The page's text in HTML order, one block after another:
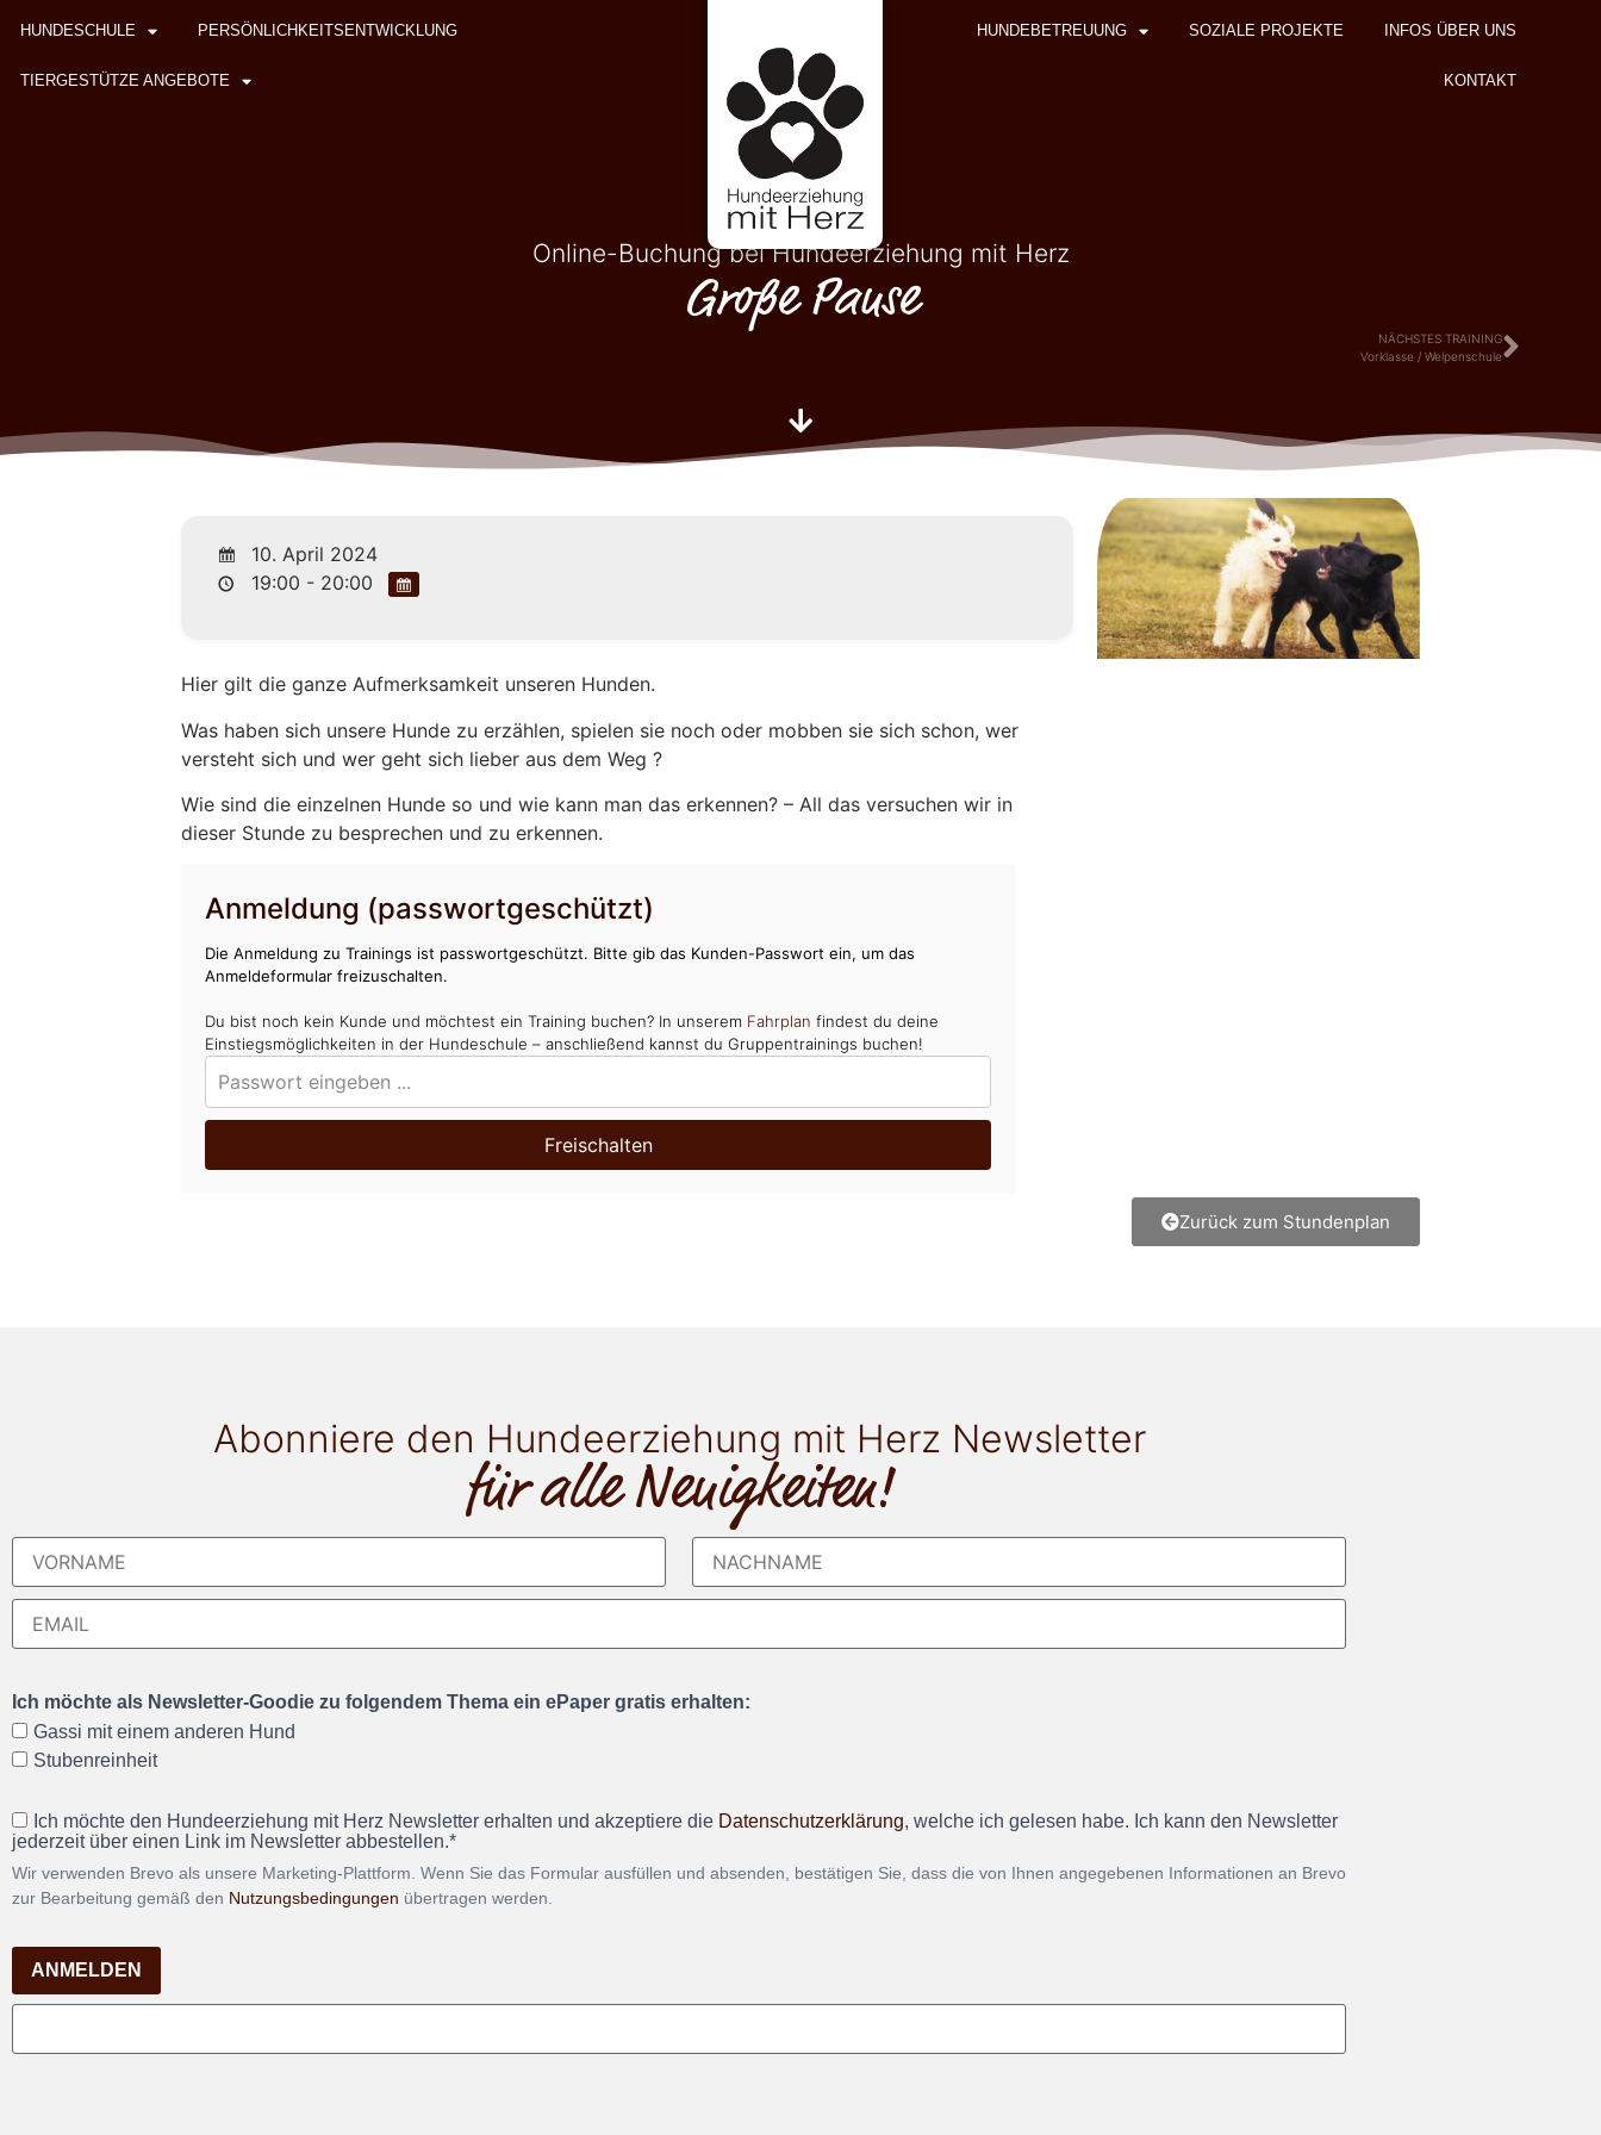
HUNDESCHULE PERSÖNLICHKEITSENTWICKLUNG
TIERGESTÜTZE ANGEBOTE
HUNDEBETREUUNG SOZIALE PROJEKTE INFOS ÜBER UNS
KONTAKT
Online-Buchung bei Hundeerziehung mit Herz
Große Pause
NÄCHSTES TRAINING
Vorklasse / Welpenschule
10. April 2024
19:00 - 20:00
Hier gilt die ganze Aufmerksamkeit unseren Hunden.
Was haben sich unsere Hunde zu erzählen, spielen sie noch oder mobben sie sich schon, wer
versteht sich und wer geht sich lieber aus dem Weg ?
Wie sind die einzelnen Hunde so und wie kann man das erkennen? – All das versuchen wir in
dieser Stunde zu besprechen und zu erkennen.
Anmeldung (passwortgeschützt)
Die Anmeldung zu Trainings ist passwortgeschützt. Bitte gib das Kunden-Passwort ein, um das
Anmeldeformular freizuschalten.
Du bist noch kein Kunde und möchtest ein Training buchen? In unserem Fahrplan findest du deine
Einstiegsmöglichkeiten in der Hundeschule – anschließend kannst du Gruppentrainings buchen!
Freischalten
Zurück zum Stundenplan
Abonniere den Hundeerziehung mit Herz Newsletter
für alle Neuigkeiten!
Ich möchte als Newsletter-Goodie zu folgendem Thema ein ePaper gratis erhalten:
Gassi mit einem anderen Hund
Stubenreinheit
Ich möchte den Hundeerziehung mit Herz Newsletter erhalten und akzeptiere die Datenschutzerklärung, welche ich gelesen habe. Ich kann den Newsletter
jederzeit über einen Link im Newsletter abbestellen.*
Wir verwenden Brevo als unsere Marketing-Plattform. Wenn Sie das Formular ausfüllen und absenden, bestätigen Sie, dass die von Ihnen angegebenen Informationen an Brevo
zur Bearbeitung gemäß den Nutzungsbedingungen übertragen werden.
ANMELDEN